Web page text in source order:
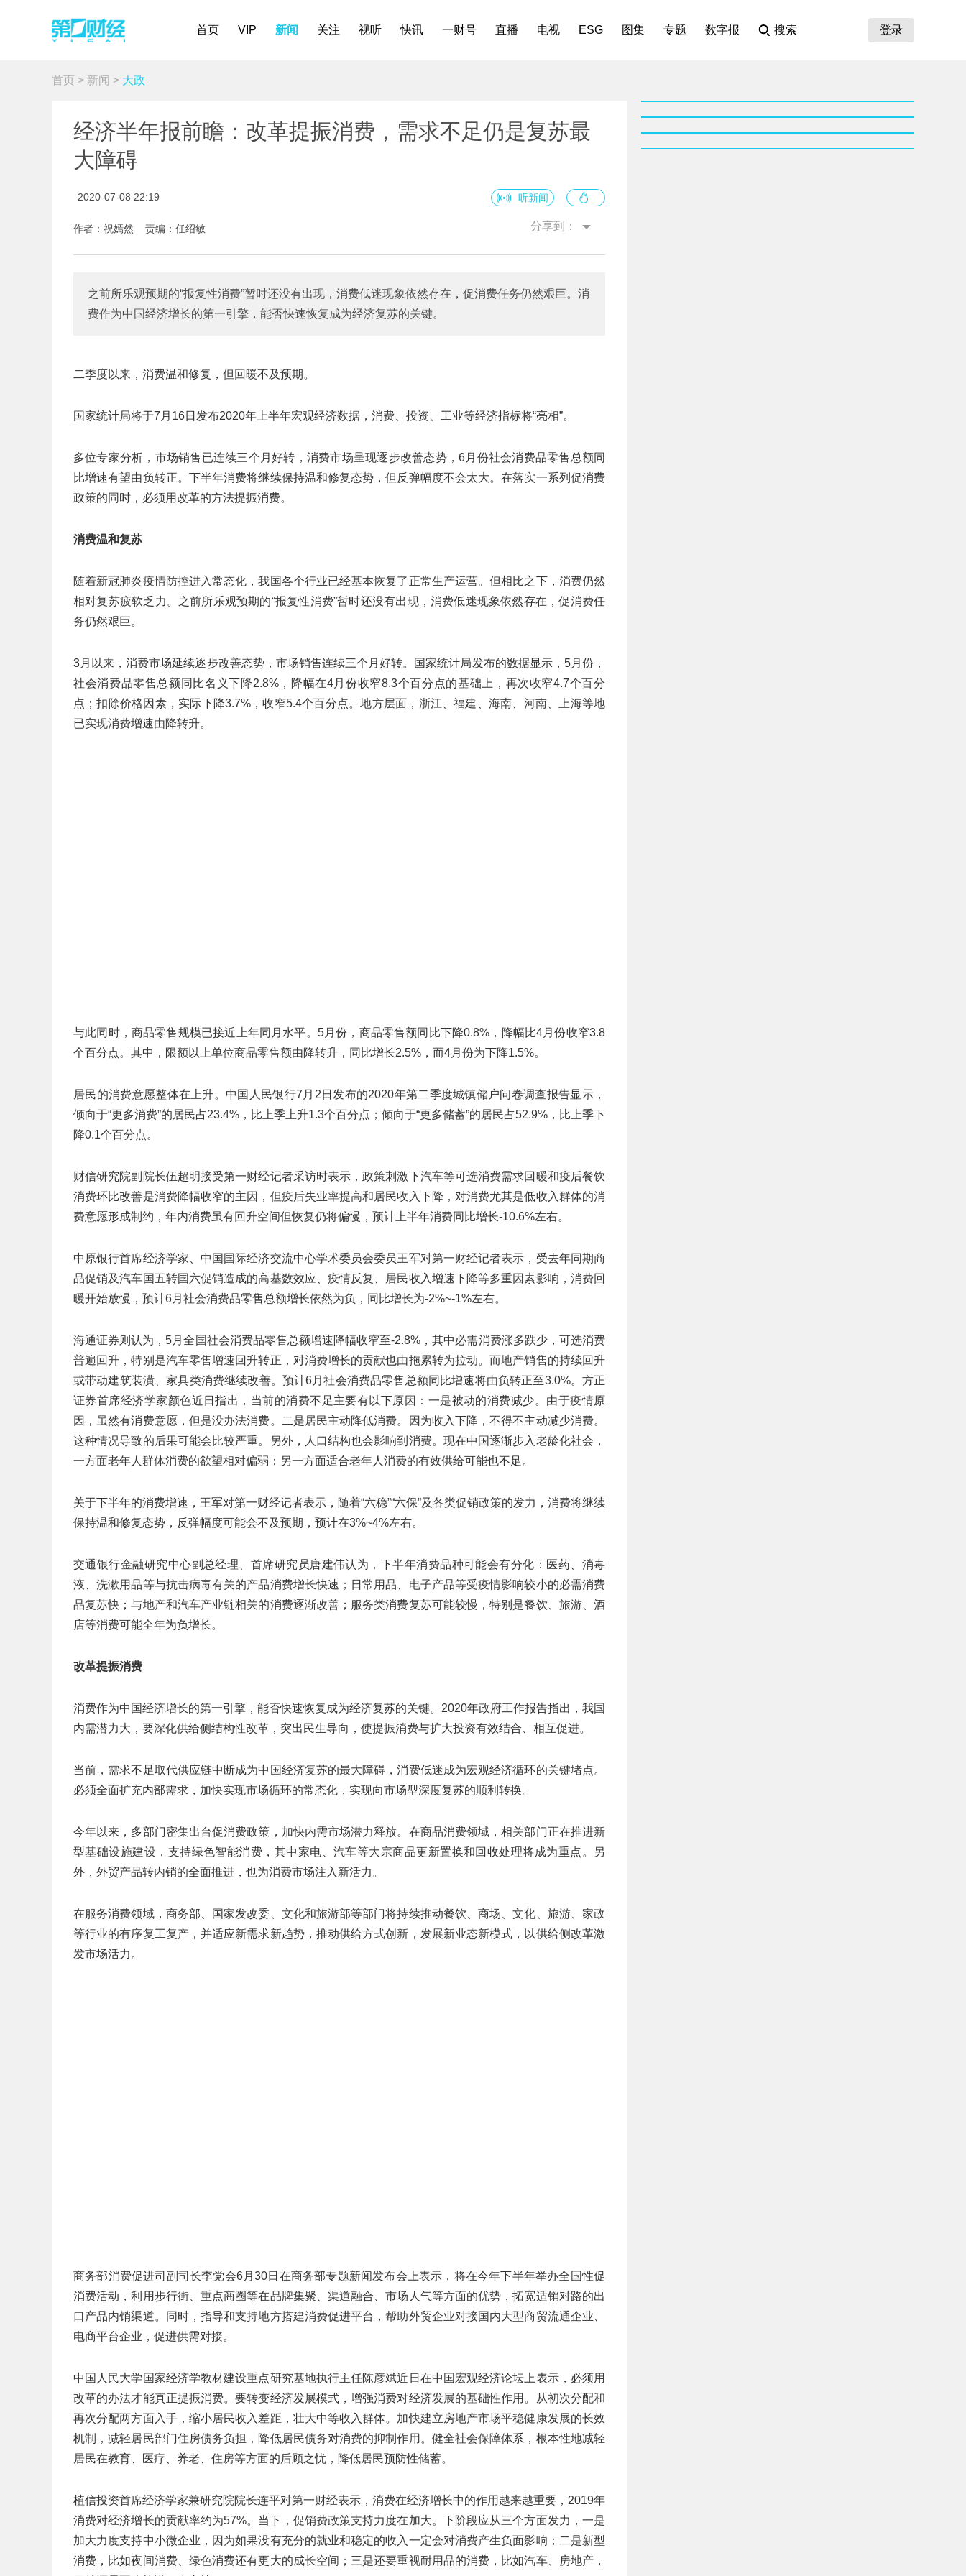
首页 VIP 新闻 关注 视听 快讯 一财号 直播 电视 ESG 图集 专题 数字报 搜索 登录
首页 > 新闻 > 大政
经济半年报前瞻：改革提振消费，需求不足仍是复苏最
大障碍
2020-07-08 22:19 听新闻
作者：祝嫣然 责编：任绍敏 分享到：
之前所乐观预期的“报复性消费”暂时还没有出现，消费低迷现象依然存在，促消费任务仍然艰巨。消
费作为中国经济增长的第一引擎，能否快速恢复成为经济复苏的关键。
二季度以来，消费温和修复，但回暖不及预期。
国家统计局将于7月16日发布2020年上半年宏观经济数据，消费、投资、工业等经济指标将“亮相”。
多位专家分析，市场销售已连续三个月好转，消费市场呈现逐步改善态势，6月份社会消费品零售总额同
比增速有望由负转正。下半年消费将继续保持温和修复态势，但反弹幅度不会太大。在落实一系列促消费
政策的同时，必须用改革的方法提振消费。
消费温和复苏
随着新冠肺炎疫情防控进入常态化，我国各个行业已经基本恢复了正常生产运营。但相比之下，消费仍然
相对复苏疲软乏力。之前所乐观预期的“报复性消费”暂时还没有出现，消费低迷现象依然存在，促消费任
务仍然艰巨。
3月以来，消费市场延续逐步改善态势，市场销售连续三个月好转。国家统计局发布的数据显示，5月份，
社会消费品零售总额同比名义下降2.8%，降幅在4月份收窄8.3个百分点的基础上，再次收窄4.7个百分
点；扣除价格因素，实际下降3.7%，收窄5.4个百分点。地方层面，浙江、福建、海南、河南、上海等地
已实现消费增速由降转升。
与此同时，商品零售规模已接近上年同月水平。5月份，商品零售额同比下降0.8%，降幅比4月份收窄3.8
个百分点。其中，限额以上单位商品零售额由降转升，同比增长2.5%，而4月份为下降1.5%。
居民的消费意愿整体在上升。中国人民银行7月2日发布的2020年第二季度城镇储户问卷调查报告显示，
倾向于“更多消费”的居民占23.4%，比上季上升1.3个百分点；倾向于“更多储蓄”的居民占52.9%，比上季下
降0.1个百分点。
财信研究院副院长伍超明接受第一财经记者采访时表示，政策刺激下汽车等可选消费需求回暖和疫后餐饮
消费环比改善是消费降幅收窄的主因，但疫后失业率提高和居民收入下降，对消费尤其是低收入群体的消
费意愿形成制约，年内消费虽有回升空间但恢复仍将偏慢，预计上半年消费同比增长-10.6%左右。
中原银行首席经济学家、中国国际经济交流中心学术委员会委员王军对第一财经记者表示，受去年同期商
品促销及汽车国五转国六促销造成的高基数效应、疫情反复、居民收入增速下降等多重因素影响，消费回
暖开始放慢，预计6月社会消费品零售总额增长依然为负，同比增长为-2%~-1%左右。
海通证券则认为，5月全国社会消费品零售总额增速降幅收窄至-2.8%，其中必需消费涨多跌少，可选消费
普遍回升，特别是汽车零售增速回升转正，对消费增长的贡献也由拖累转为拉动。而地产销售的持续回升
或带动建筑装潢、家具类消费继续改善。预计6月社会消费品零售总额同比增速将由负转正至3.0%。方正
证券首席经济学家颜色近日指出，当前的消费不足主要有以下原因：一是被动的消费减少。由于疫情原
因，虽然有消费意愿，但是没办法消费。二是居民主动降低消费。因为收入下降，不得不主动减少消费。
这种情况导致的后果可能会比较严重。另外，人口结构也会影响到消费。现在中国逐渐步入老龄化社会，
一方面老年人群体消费的欲望相对偏弱；另一方面适合老年人消费的有效供给可能也不足。
关于下半年的消费增速，王军对第一财经记者表示，随着“六稳”“六保”及各类促销政策的发力，消费将继续
保持温和修复态势，反弹幅度可能会不及预期，预计在3%~4%左右。
交通银行金融研究中心副总经理、首席研究员唐建伟认为，下半年消费品种可能会有分化：医药、消毒
液、洗漱用品等与抗击病毒有关的产品消费增长快速；日常用品、电子产品等受疫情影响较小的必需消费
品复苏快；与地产和汽车产业链相关的消费逐渐改善；服务类消费复苏可能较慢，特别是餐饮、旅游、酒
店等消费可能全年为负增长。
改革提振消费
消费作为中国经济增长的第一引擎，能否快速恢复成为经济复苏的关键。2020年政府工作报告指出，我国
内需潜力大，要深化供给侧结构性改革，突出民生导向，使提振消费与扩大投资有效结合、相互促进。
当前，需求不足取代供应链中断成为中国经济复苏的最大障碍，消费低迷成为宏观经济循环的关键堵点。
必须全面扩充内部需求，加快实现市场循环的常态化，实现向市场型深度复苏的顺利转换。
今年以来，多部门密集出台促消费政策，加快内需市场潜力释放。在商品消费领域，相关部门正在推进新
型基础设施建设，支持绿色智能消费，其中家电、汽车等大宗商品更新置换和回收处理将成为重点。另
外，外贸产品转内销的全面推进，也为消费市场注入新活力。
在服务消费领域，商务部、国家发改委、文化和旅游部等部门将持续推动餐饮、商场、文化、旅游、家政
等行业的有序复工复产，并适应新需求新趋势，推动供给方式创新，发展新业态新模式，以供给侧改革激
发市场活力。
商务部消费促进司副司长李党会6月30日在商务部专题新闻发布会上表示，将在今年下半年举办全国性促
消费活动，利用步行街、重点商圈等在品牌集聚、渠道融合、市场人气等方面的优势，拓宽适销对路的出
口产品内销渠道。同时，指导和支持地方搭建消费促进平台，帮助外贸企业对接国内大型商贸流通企业、
电商平台企业，促进供需对接。
中国人民大学国家经济学教材建设重点研究基地执行主任陈彦斌近日在中国宏观经济论坛上表示，必须用
改革的办法才能真正提振消费。要转变经济发展模式，增强消费对经济发展的基础性作用。从初次分配和
再次分配两方面入手，缩小居民收入差距，壮大中等收入群体。加快建立房地产市场平稳健康发展的长效
机制，减轻居民部门住房债务负担，降低居民债务对消费的抑制作用。健全社会保障体系，根本性地减轻
居民在教育、医疗、养老、住房等方面的后顾之忧，降低居民预防性储蓄。
植信投资首席经济学家兼研究院院长连平对第一财经表示，消费在经济增长中的作用越来越重要，2019年
消费对经济增长的贡献率约为57%。当下，促销费政策支持力度在加大。下阶段应从三个方面发力，一是
加大力度支持中小微企业，因为如果没有充分的就业和稳定的收入一定会对消费产生负面影响；二是新型
消费，比如夜间消费、绿色消费还有更大的成长空间；三是还要重视耐用品的消费，比如汽车、房地产，